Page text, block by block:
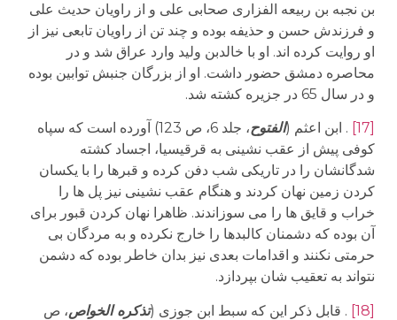
بن نجبه بن ربیعه الفزاری صحابی علی و از راویان حدیث علی
و فرزندش حسن و حذیفه بوده و چند تن از راویان تابعی نیز از
او روایت کرده اند. او با خالدبن ولید وارد عراق شد و در
محاصره دمشق حضور داشت. او از بزرگان جنبش توابین بوده
و در سال 65 در جزیره کشته شد.
. ابن اعثم (الفتوح
، جلد 6، ص 123) آورده است که سپاه
کوفی پیش از عقب نشینی به قرقیسیا، اجساد کشته
شدگانشان را در تاریکی شب دفن کرده و قبرها را با یکسان
کردن زمین نهان کردند و هنگام عقب نشینی نیز پل ها را
خراب و قایق ها را می سوزاندند. ظاهرا نهان کردن قبور برای
آن بوده که دشمنان کالبدها را خارج نکرده و به مردگان بی
حرمتی نکنند و اقدامات بعدی نیز بدان خاطر بوده که دشمن
نتواند به تعقیب شان بپردازد.
[18] . قابل ذکر این که سبط ابن جوزی (تذکره الخواص، ص